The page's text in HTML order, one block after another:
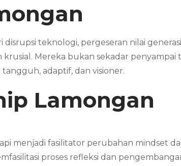
teknologi, pergeseran nilai
krusial. Mereka bukan sekadar
adaptif, dan visioner.
Lamongan
menjadi fasilitator perubahan mindset
proses refleksi dan